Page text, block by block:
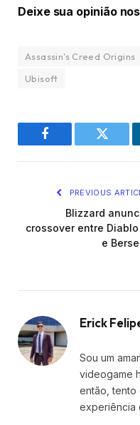
Deixe sua opinião
Assassin's Creed Origins
Ubisoft
Facebook Twitter
PREVIOUS
Blizzard
crossover entre
e
Erick
Sou um
videogame
então, tento
experiência